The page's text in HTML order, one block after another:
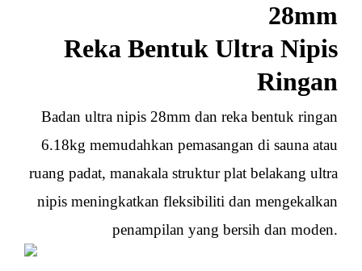
28mm
Reka Bentuk Ultra Nipis
Ringan
Badan ultra nipis 28mm dan reka bentuk ringan
6.18kg memudahkan pemasangan di sauna atau
ruang padat, manakala struktur plat belakang ultra
nipis meningkatkan fleksibiliti dan mengekalkan
penampilan yang bersih dan moden.